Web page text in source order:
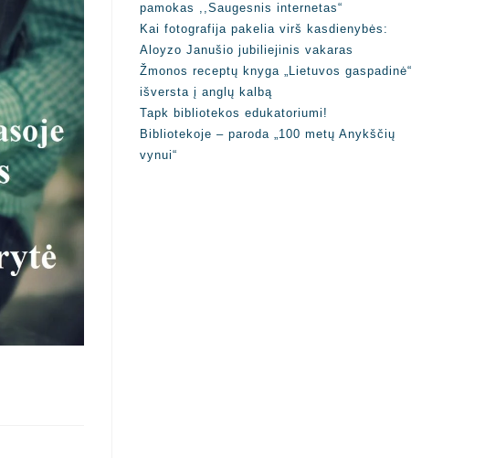
pamokas ,,Saugesnis internetas“
Kai fotografija pakelia virš kasdienybės:
Aloyzo Janušio jubiliejinis vakaras
Žmonos receptų knyga „Lietuvos gaspadinė“
išversta į anglų kalbą
Tapk bibliotekos edukatoriumi!
Bibliotekoje – paroda „100 metų Anykščių
vynui“